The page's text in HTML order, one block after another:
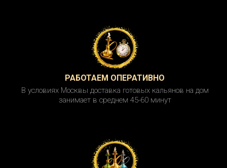
РАБОТАЕМ ОПЕРАТИВНО
В условиях Москвы доставка готовых кальянов на дом
занимает в среднем 45-60 минут